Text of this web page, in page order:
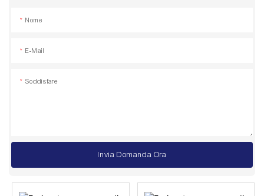
Nome
E-Mail
Soddisfare
Invia Domanda Ora